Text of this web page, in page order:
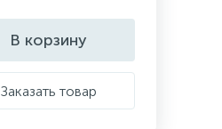
В корзину
Заказать товар